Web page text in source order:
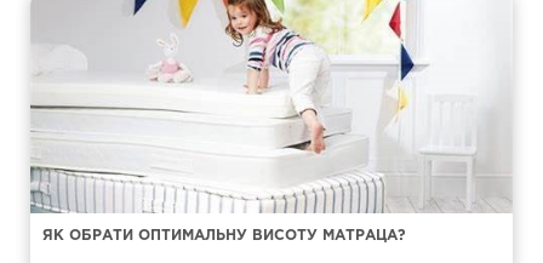
ЯК ОБРАТИ ОПТИМАЛЬНУ ВИСОТУ МАТРАЦА?